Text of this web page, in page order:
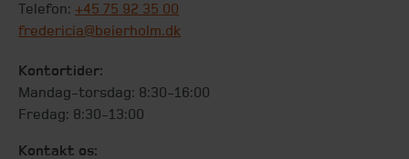
Telefon: +45 75 92 35 00
fredericia@beierholm.dk
Kontortider:
Mandag-torsdag: 8:30-16:00
Fredag: 8:30-13:00
Kontakt os: